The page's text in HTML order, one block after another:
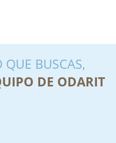
BUSCAS,
DE ODARIT